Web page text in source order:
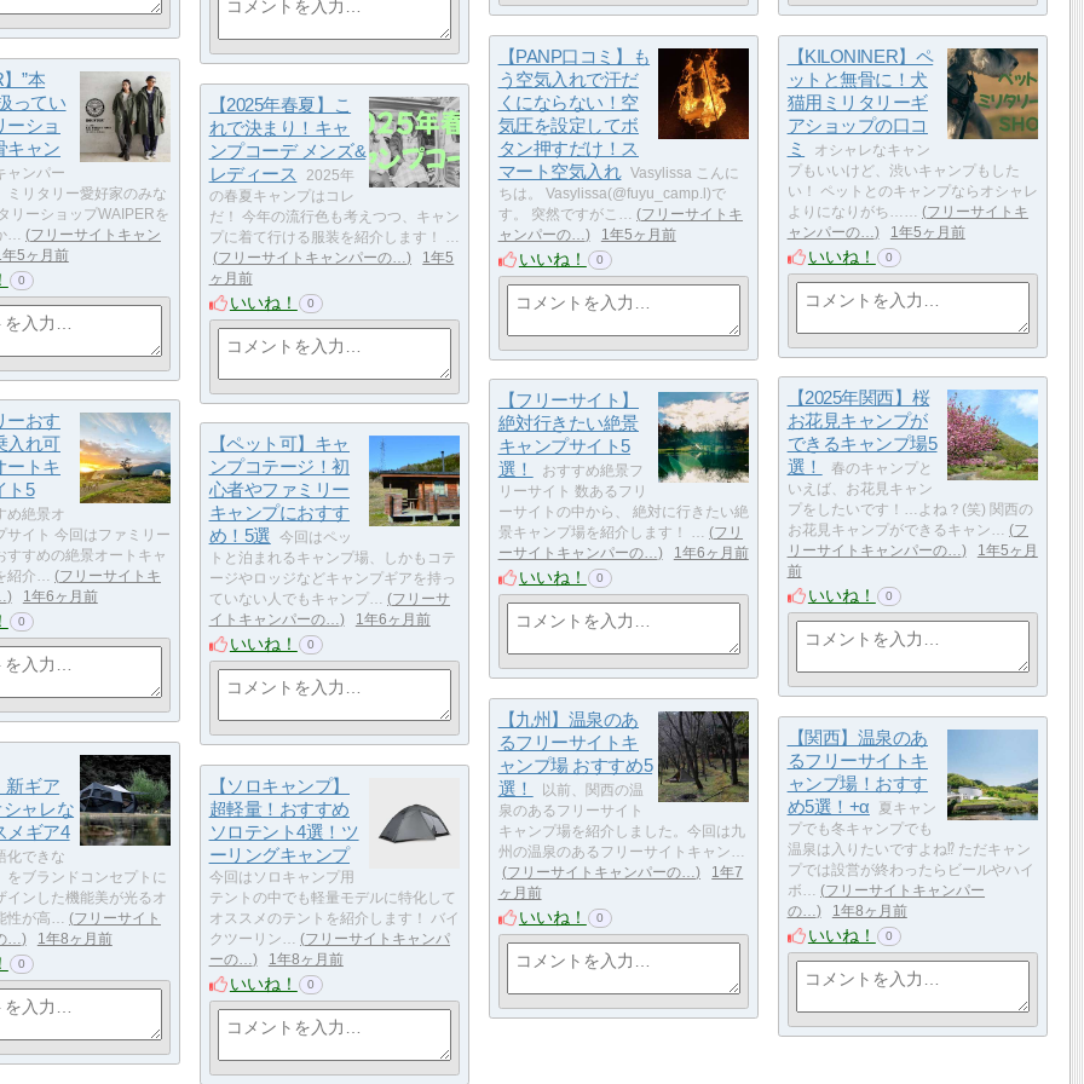
【PANP口コミ】も
う空気入れで汗だ
くにならない！空
気圧を設定してボ
タン押すだけ！ス
マート空気入れ
Vasylissa こんに
ちは。 Vasylissa(@fuyu_camp.l)で
す。 突然ですがこ…
フリーサイトキ
ャンパーの…
1年5ヶ月前
いいね！ 0
【KILONINER】ペ
ットと無骨に！犬
猫用ミリタリーギ
アショップの口コ
ミ
オシャレなキャン
プもいいけど、渋いキャンプもした
い！ ペットとのキャンプならオシャレ
よりになりがち……
フリーサイトキ
ャンパーの…
1年5ヶ月前
いいね！ 0
”本
ってい
ーショ
キャン
ャンパー
ミリタリー愛好家のみな
リーショップWAIPERを
…
フリーサイトキャン
5ヶ月前
0
【2025年春夏】こ
れで決まり！キャ
ンプコーデ メンズ&
レディース
2025年
の春夏キャンプはコレ
だ！ 今年の流行色も考えつつ、キャン
プに着て行ける服装を紹介します！ …
フリーサイトキャンパーの…
1年5
ヶ月前
いいね！ 0
【2025年関西】桜
お花見キャンプが
できるキャンプ場5
選！
春のキャンプと
いえば、お花見キャン
プをしたいです！…よね？(笑) 関西の
お花見キャンプができるキャン…
フ
リーサイトキャンパーの…
1年5ヶ月
前
いいね！ 0
【フリーサイト】
絶対行きたい絶景
キャンプサイト5
選！
おすすめ絶景フ
リーサイト 数あるフリ
ーサイトの中から、 絶対に行きたい絶
景キャンプ場を紹介します！ …
フリ
ーサイトキャンパーの…
1年6ヶ月前
いいね！ 0
ーおす
入れ可
ートキ
ト5
め絶景オ
サイト 今回はファミリー
すすめの絶景オートキャ
紹介…
フリーサイトキ
1年6ヶ月前
0
【ペット可】キャ
ンプコテージ！初
心者やファミリー
キャンプにおすす
め！5選
今回はペッ
トと泊まれるキャンプ場、しかもコテ
ージやロッジなどキャンプギアを持っ
ていない人でもキャンプ…
フリーサ
イトキャンパーの…
1年6ヶ月前
いいね！ 0
【九州】温泉のあ
るフリーサイトキ
ャンプ場 おすすめ5
選！
以前、関西の温
泉のあるフリーサイト
キャンプ場を紹介しました。今回は九
州の温泉のあるフリーサイトキャン…
フリーサイトキャンパーの…
1年7
ヶ月前
いいね！ 0
【関西】温泉のあ
るフリーサイトキ
ャンプ場！おすす
め5選！+α
夏キャン
プでも冬キャンプでも
温泉は入りたいですよね⁉ ただキャン
プでは設営が終わったらビールやハイ
ボ…
フリーサイトキャンパー
の…
1年8ヶ月前
いいね！ 0
新ギア
ャレな
メギア4
化できな
をブランドコンセプトに
インした機能美が光るオ
性が高…
フリーサイト
…
1年8ヶ月前
0
【ソロキャンプ】
超軽量！おすすめ
ソロテント4選！ツ
ーリングキャンプ
今回はソロキャンプ用
テントの中でも軽量モデルに特化して
オススメのテントを紹介します！ バイ
クツーリン…
フリーサイトキャンパ
ーの…
1年8ヶ月前
いいね！ 0